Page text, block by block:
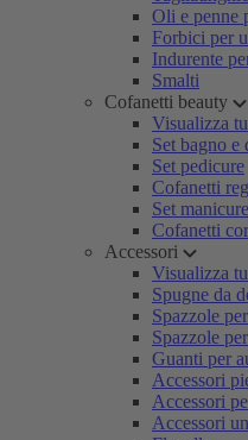
Oli e penne
Forbici per
Indurente
Smalti
Cofanetti beauty
Visualizza
Set bagno e
Set pedicure
Cofanetti
Set manicure
Cofanetti
Accessori
Visualizza
Spugne da
Spazzole
Spazzole
Guanti per
Accessori
Accessori
Accessori